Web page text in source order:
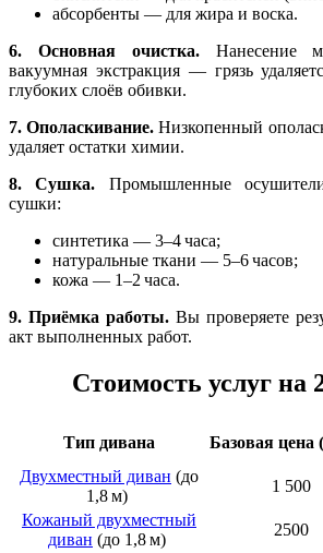
абсорбенты — для жира и воска.
6. Основная очистка.Нанесение
вакуумная экстракция — грязь
глубоких слоёв обивки.
7. Ополаскивание. Низкопенный
удаляет остатки химии.
8. Сушка. Промышленные
сушки:
синтетика — 3–4 часа;
натуральные ткани — 5–6 часов;
кожа — 1–2 часа.
9. Приёмка работы. Вы проверяете
акт выполненных работ.
Стоимость услуг на
Тип дивана Базовая цена
Двухместный диван (до
1,8 м)
1 500
Кожаный двухместный
диван (до 1,8 м)
2500